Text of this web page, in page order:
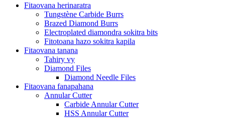
Fitaovana herinaratra
Tungstène Carbide Burrs
Brazed Diamond Burrs
Electroplated diamondra sokitra bits
Fitotoana hazo sokitra kapila
Fitaovana tanana
Tahiry vy
Diamond Files
Diamond Needle Files
Fitaovana fanapahana
Annular Cutter
Carbide Annular Cutter
HSS Annular Cutter